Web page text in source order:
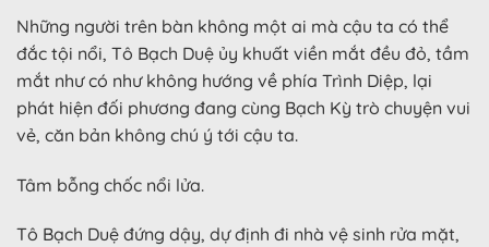
Những người trên bàn không một ai mà cậu ta có thể
đắc tội nổi, Tô Bạch Duệ ủy khuất viền mắt đều đỏ, tầm
mắt như có như không hướng về phía Trình Diệp, lại
phát hiện đối phương đang cùng Bạch Kỳ trò chuyện vui
vẻ, căn bản không chú ý tới cậu ta.
Tâm bỗng chốc nổi lửa.
Tô Bạch Duệ đứng dậy, dự định đi nhà vệ sinh rửa mặt,